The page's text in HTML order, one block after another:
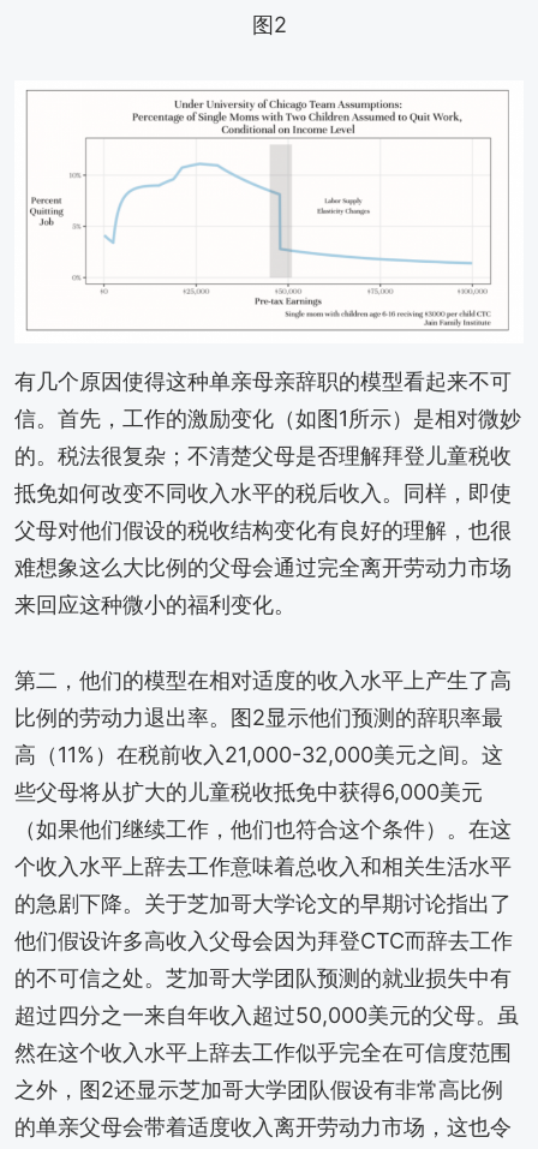
图2
有几个原因使得这种单亲母亲辞职的模型看起来不可
信。首先，工作的激励变化（如图1所示）是相对微妙
的。税法很复杂；不清楚父母是否理解拜登儿童税收
抵免如何改变不同收入水平的税后收入。同样，即使
父母对他们假设的税收结构变化有良好的理解，也很
难想象这么大比例的父母会通过完全离开劳动力市场
来回应这种微小的福利变化。
第二，他们的模型在相对适度的收入水平上产生了高
比例的劳动力退出率。图2显示他们预测的辞职率最
高（11%）在税前收入21,000-32,000美元之间。这
些父母将从扩大的儿童税收抵免中获得6,000美元
（如果他们继续工作，他们也符合这个条件）。在这
个收入水平上辞去工作意味着总收入和相关生活水平
的急剧下降。关于芝加哥大学论文的早期讨论指出了
他们假设许多高收入父母会因为拜登CTC而辞去工作
的不可信之处。芝加哥大学团队预测的就业损失中有
超过四分之一来自年收入超过50,000美元的父母。虽
然在这个收入水平上辞去工作似乎完全在可信度范围
之外，图2还显示芝加哥大学团队假设有非常高比例
的单亲父母会带着适度收入离开劳动力市场，这也令